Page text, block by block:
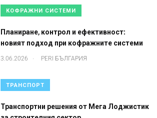
КОФРАЖНИ СИСТЕМИ
Планиране, контрол и ефективност:
новият подход при кофражните системи
3.06.2026 . PERI БЪЛГАРИЯ
ТРАНСПОРТ
Транспортни решения от Мега Лоджистик